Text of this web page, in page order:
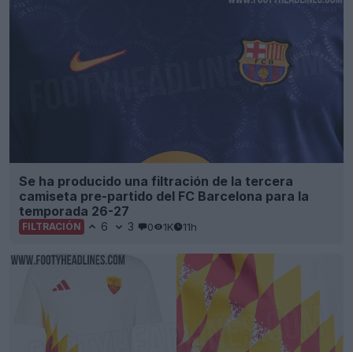
Se ha producido una filtración de la tercera
camiseta pre-partido del FC Barcelona para la
temporada 26-27
FILTRACIÓN 6 3 0 1K 11h